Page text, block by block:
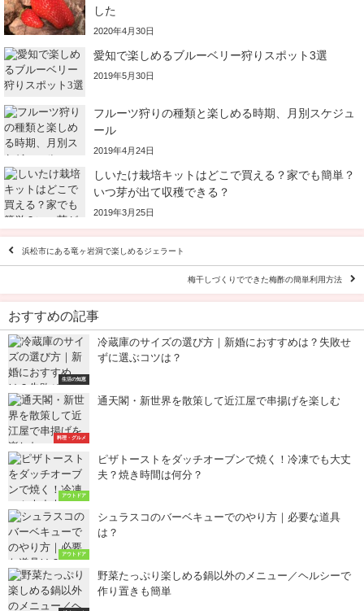
した
2020年4月30日
愛知で楽しめるブルーベリー狩りスポット3選
2019年5月30日
フルーツ狩りの種類と楽しめる時期、月別スケジュ
ール
2019年4月24日
しいたけ栽培キットはどこで買える？家でも簡単？
いつ芽が出て収穫できる？
2019年3月25日
浜松市にある竜ヶ岩洞で楽しめるジェラート
梅干しづくりでできた梅酢の簡単利用方法
おすすめの記事
生活の知恵
冷蔵庫のサイズの選び方｜新婚におすすめは？失敗せ
ずに選ぶコツは？
料理・グルメ
通天閣・新世界を散策して近江屋で串揚げを楽しむ
アウトドア
ピザトーストをダッチオーブンで焼く！冷凍でも大丈
夫？焼き時間は何分？
アウトドア
シュラスコのバーベキューでのやり方｜必要な道具
は？
野菜たっぷり楽しめる鍋以外のメニュー／ヘルシーで
作り置きも簡単